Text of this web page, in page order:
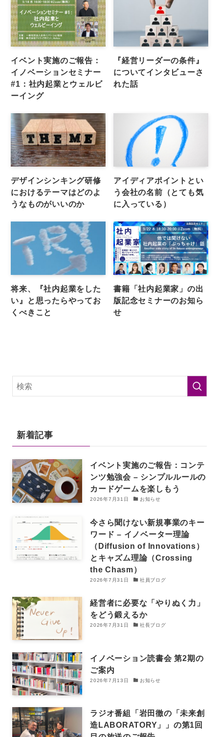
イベント実施のご報告：
イノベーションセミナー
#1：社内起業とウェルビ
ーイング
『経営リーダーの条件』
についてインタビューさ
れた話
デザインシンキング研修
におけるテーマはどのよ
うなものがいいのか
アイディアポイントとい
う会社の名前（とても気
に入っている）
将来、『社内起業をした
い』と思ったらやってお
くべきこと
書籍「社内起業家」の出
版記念セミナーのお知ら
せ
新着記事
イベント実施のご報告：コンテ
ンツ勉強会 – シンプルルールの
カードゲームを楽しもう
2026年7月31日 お知らせ
今さら聞けない新規事業のキー
ワード – イノベーター理論
（Diffusion of Innovations）
とキャズム理論（Crossing
the Chasm）
2026年7月31日 社員ブログ
経営者に必要な「やりぬく力」
をどう鍛えるか
2026年7月31日 社長ブログ
イノベーション読書会 第2期の
ご案内
2026年7月13日 お知らせ
ラジオ番組「岩田徹の「未来創
造LABORATORY」」の第1回